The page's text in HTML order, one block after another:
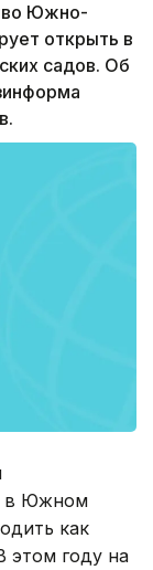
Южно-
открыть в
садов. Об
в Южном
как
этом году на